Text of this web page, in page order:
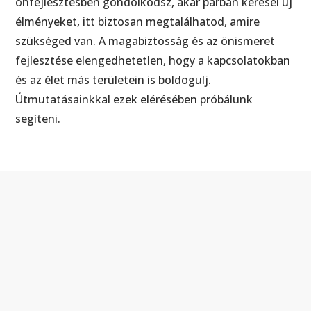
élményeket, itt biztosan megtalálhatod, amire
szükséged van. A magabiztosság és az önismeret
fejlesztése elengedhetetlen, hogy a kapcsolatokban
és az élet más területein is boldogulj.
Útmutatásainkkal ezek elérésében próbálunk
segíteni.